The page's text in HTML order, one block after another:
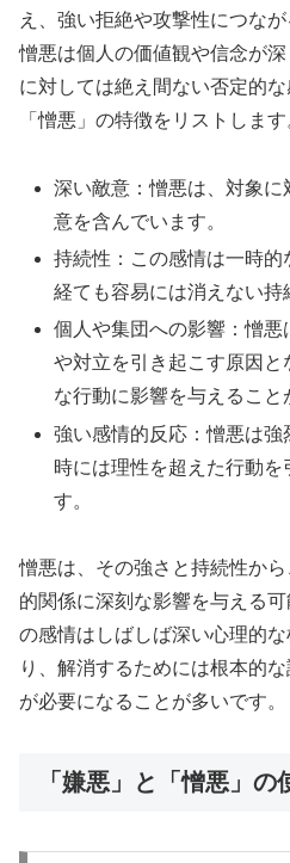
え、強い拒絶や攻撃性につな
憎悪は個人の価値観や信念が
に対しては絶え間ない否定的な
「憎悪」の特徴をリストします
深い敵意：憎悪は、対象
意を含んでいます。
持続性：この感情は一時
経ても容易には消えない持
個人や集団への影響：憎
や対立を引き起こす原因
な行動に影響を与えること
強い感情的反応：憎悪は強
時には理性を超えた行動を
す。
憎悪は、その強さと持続性か
的関係に深刻な影響を与える
の感情はしばしば深い心理的
り、解消するためには根本的
が必要になることが多いです。
「嫌悪」と「憎悪」の